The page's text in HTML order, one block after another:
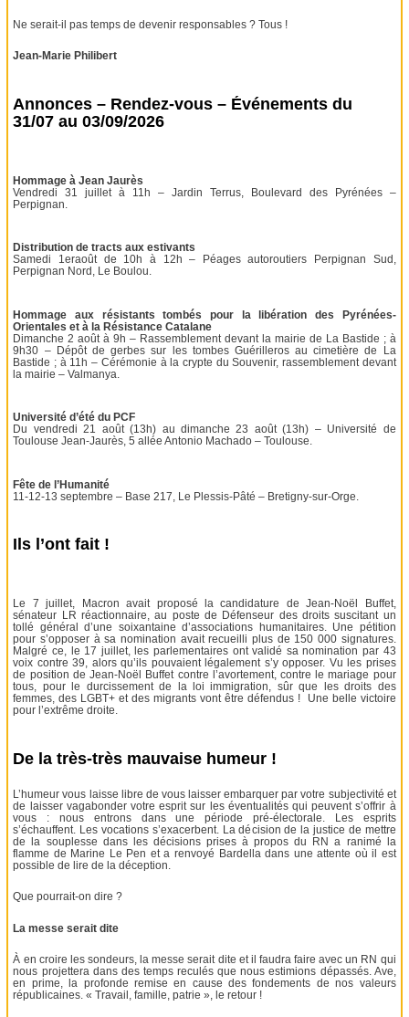
Ne serait-il pas temps de devenir responsables ? Tous !
Jean-Marie Philibert
Annonces – Rendez-vous – Événements du
31/07 au 03/09/2026
Hommage à Jean Jaurès
Vendredi 31 juillet à 11h – Jardin Terrus, Boulevard des Pyrénées –
Perpignan.
Distribution de tracts aux estivants
Samedi 1eraoût de 10h à 12h – Péages autoroutiers Perpignan Sud,
Perpignan Nord, Le Boulou.
Hommage aux résistants tombés pour la libération des Pyrénées-
Orientales et à la Résistance Catalane
Dimanche 2 août à 9h – Rassemblement devant la mairie de La Bastide ; à
9h30 – Dépôt de gerbes sur les tombes Guérilleros au cimetière de La
Bastide ; à 11h – Cérémonie à la crypte du Souvenir, rassemblement devant
la mairie – Valmanya.
Université d’été du PCF
Du vendredi 21 août (13h) au dimanche 23 août (13h) – Université de
Toulouse Jean-Jaurès, 5 allée Antonio Machado – Toulouse.
Fête de l’Humanité
11-12-13 septembre – Base 217, Le Plessis-Pâté – Bretigny-sur-Orge.
Ils l’ont fait !
Le 7 juillet, Macron avait proposé la candidature de Jean-Noël Buffet,
sénateur LR réactionnaire, au poste de Défenseur des droits suscitant un
tollé général d’une soixantaine d’associations humanitaires. Une pétition
pour s’opposer à sa nomination avait recueilli plus de 150 000 signatures.
Malgré ce, le 17 juillet, les parlementaires ont validé sa nomination par 43
voix contre 39, alors qu’ils pouvaient légalement s’y opposer. Vu les prises
de position de Jean-Noël Buffet contre l’avortement, contre le mariage pour
tous, pour le durcissement de la loi immigration, sûr que les droits des
femmes, des LGBT+ et des migrants vont être défendus ! Une belle victoire
pour l’extrême droite.
De la très-très mauvaise humeur !
L’humeur vous laisse libre de vous laisser embarquer par votre subjectivité et
de laisser vagabonder votre esprit sur les éventualités qui peuvent s’offrir à
vous : nous entrons dans une période pré-électorale. Les esprits
s’échauffent. Les vocations s’exacerbent. La décision de la justice de mettre
de la souplesse dans les décisions prises à propos du RN a ranimé la
flamme de Marine Le Pen et a renvoyé Bardella dans une attente où il est
possible de lire de la déception.
Que pourrait-on dire ?
La messe serait dite
À en croire les sondeurs, la messe serait dite et il faudra faire avec un RN qui
nous projettera dans des temps reculés que nous estimions dépassés. Ave,
en prime, la profonde remise en cause des fondements de nos valeurs
républicaines. « Travail, famille, patrie », le retour !